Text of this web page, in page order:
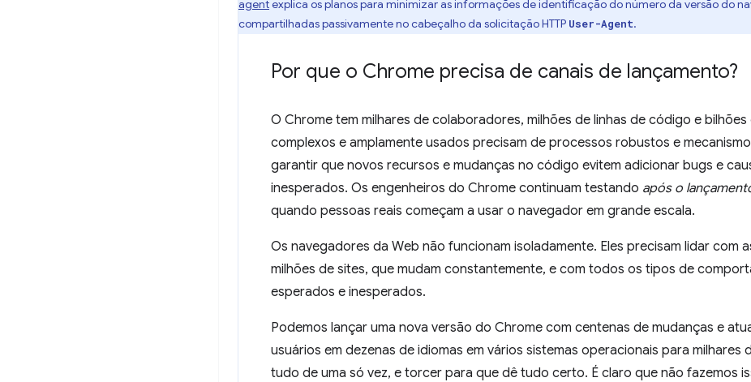
agentexplica os planos para minimizar as informações de identificação do número da versão do
compartilhadas passivamente no cabeçalho da solicitação HTTP User-Agent.
Por que o Chrome precisa de canais de lançamento?
O Chrome tem milhares de colaboradores, milhões de linhas de código e
complexos e amplamente usados precisam de processos robustos e
garantir que novos recursos e mudanças no código evitem adicionar bugs e
inesperados. Os engenheiros do Chrome continuam testando após o
quando pessoas reais começam a usar o navegador em grande escala.
Os navegadores da Web não funcionam isoladamente. Eles precisam lidar com
milhões de sites, que mudam constantemente, e com todos os tipos de
esperados e inesperados.
Podemos lançar uma nova versão do Chrome com centenas de mudanças e
usuários em dezenas de idiomas em vários sistemas operacionais para milhares
tudo de uma só vez, e torcer para que dê tudo certo. É claro que não fazemos